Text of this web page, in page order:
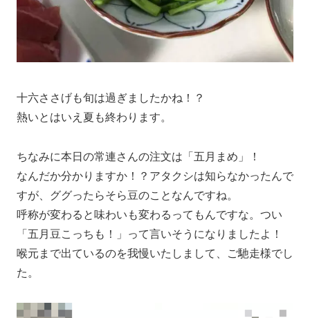
十六ささげも旬は過ぎましたかね！？
熱いとはいえ夏も終わります。
ちなみに本日の常連さんの注文は「五月まめ」！
なんだか分かりますか！？アタクシは知らなかったんで
すが、ググったらそら豆のことなんですね。
呼称が変わると味わいも変わるってもんですな。つい
「五月豆こっちも！」って言いそうになりましたよ！
喉元まで出ているのを我慢いたしまして、ご馳走様でし
た。